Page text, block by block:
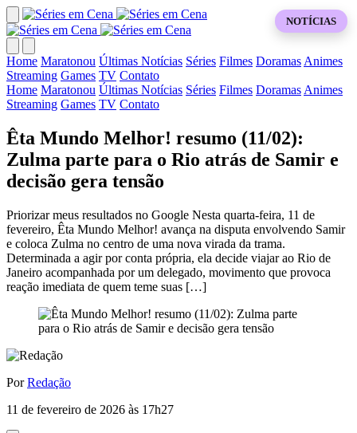
Home Maratonou Últimas Notícias Séries Filmes Doramas Animes
Streaming Games TV Contato
Home Maratonou Últimas Notícias Séries Filmes Doramas Animes
Streaming Games TV Contato
Êta Mundo Melhor! resumo (11/02):
Zulma parte para o Rio atrás de Samir e
decisão gera tensão
Priorizar meus resultados no Google Nesta quarta-feira, 11 de
fevereiro, Êta Mundo Melhor! avança na disputa envolvendo Samir
e coloca Zulma no centro de uma nova virada da trama.
Determinada a agir por conta própria, ela decide viajar ao Rio de
Janeiro acompanhada por um delegado, movimento que provoca
reação imediata de quem teme suas […]
NOTÍCIAS
PorRedação
11 de fevereiro de 2026 às 17h27